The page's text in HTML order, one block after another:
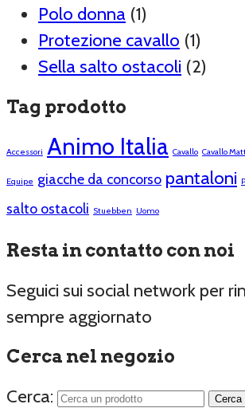
Polo donna (1)
Protezione cavallo (1)
Sella salto ostacoli (2)
Tag prodotto
Accessori Animo Italia Cavallo Cavallo
Equipe giacche da concorso pantaloni
salto ostacoli Stuebben Uomo
Resta in contatto con noi
Seguici sui social network per
sempre aggiornato
Cerca nel negozio
Cerca: